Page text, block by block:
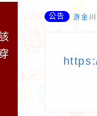
作者：網路
它就對你笑
公告 游金川